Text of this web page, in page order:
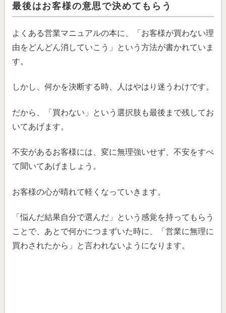
最後はお客様の意思で決めてもらう
よくある営業マニュアルの本に、「お客様が買わない理
由をどんどん消していこう」という方法が書かれていま
す。
しかし、何かを決断する時、人はやはり迷うわけです。
だから、「買わない」という選択肢も最後まで残してお
いてあげます。
不安があるお客様には、変に無理強いせず、不安をすべ
て聞いてあげましょう。
お客様の心が晴れて軽くなっていきます。
「悩んだ結果自分で選んだ」という感覚を持ってもらう
ことで、あとで何かにつまずいた時に、「営業に無理に
買わされたから」と言われないようになります。